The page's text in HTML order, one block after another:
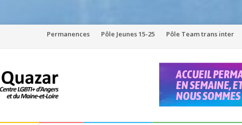
Aller
Permanences Pôle Jeunes 15-25 Pôle Team trans inter